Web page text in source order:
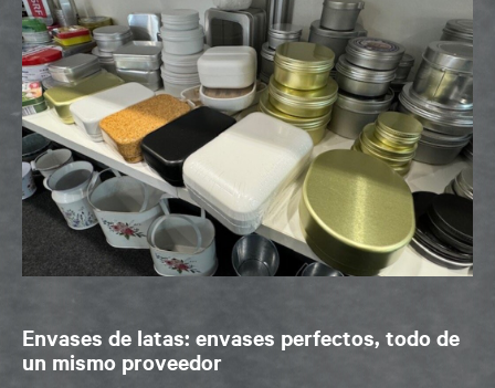
Envases de latas: envases perfectos, todo de
un mismo proveedor